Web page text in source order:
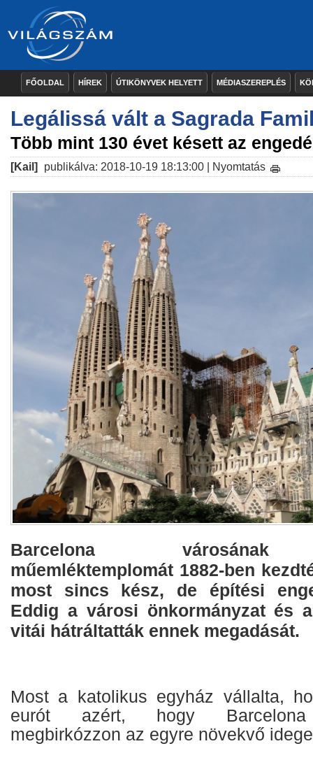
FŐOLDAL HÍREK ÚTIKÖNYVEK HELYETT MÉDIASZEREPLÉS
Legálissá vált a Sagrada
Több mint 130 évet késett az
[Kail] publikálva: 2018-10-19 18:13:00 | Nyomtatás
Barcelona városának
műemléktemplomát 1882-ben
most sincs kész, de építési
Eddig a városi önkormányzat és
vitái hátráltatták ennek megadását.
Most a katolikus egyház vállalta,
eurót azért, hogy Barcelona
megbirkózzon az egyre növekvő